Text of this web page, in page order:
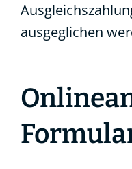
ausgeglichen